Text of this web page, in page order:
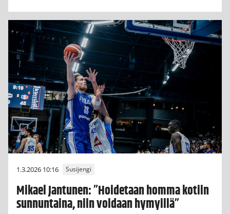
1.3.2026 10:16 Susijengi
Mikael Jantunen: ”Hoidetaan homma kotiin
sunnuntaina, niin voidaan hymyillä”